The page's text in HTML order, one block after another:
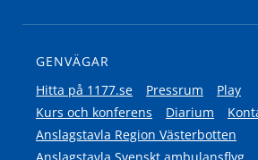
GENVÄGAR
Hitta på 1177.se
Pressrum
Play
Kurs och konferens
Diarium
Anslagstavla Region Västerbotten